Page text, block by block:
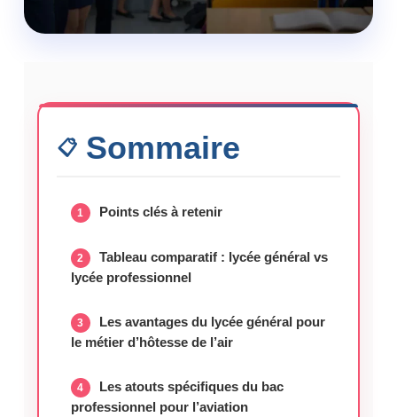
Sommaire
Points clés à retenir
Tableau comparatif : lycée général vs
lycée professionnel
Les avantages du lycée général pour
le métier d’hôtesse de l’air
Les atouts spécifiques du bac
professionnel pour l’aviation